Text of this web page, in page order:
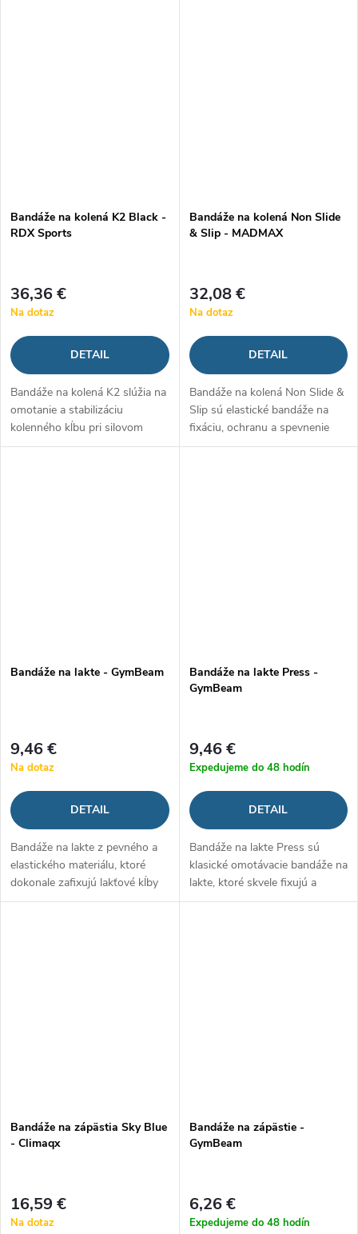
Bandáže na kolená K2 Black -
RDX Sports
36,36 €
Na dotaz
DETAIL
Bandáže na kolená K2 slúžia na
omotanie a stabilizáciu
kolenného kĺbu pri silovom
tréningu. Dokonale obopnú
Bandáže na kolená Non Slide
& Slip - MADMAX
32,08 €
Na dotaz
DETAIL
Bandáže na kolená Non Slide &
Slip sú elastické bandáže na
fixáciu, ochranu a spevnenie
kolenných kĺbov počas
Bandáže na lakte - GymBeam
9,46 €
Na dotaz
DETAIL
Bandáže na lakte z pevného a
elastického materiálu, ktoré
dokonale zafixujú lakťové kĺby
po zranení a poslúžia aj
Bandáže na lakte Press -
GymBeam
9,46 €
Expedujeme do 48 hodín
DETAIL
Bandáže na lakte Press sú
klasické omotávacie bandáže na
lakte, ktoré skvele fixujú a
chránia lakeť počas tréningu.
Bandáže na zápästia Sky Blue
- Climaqx
16,59 €
Na dotaz
Bandáže na zápästie -
GymBeam
6,26 €
Expedujeme do 48 hodín